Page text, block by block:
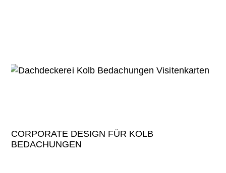
CORPORATE DESIGN FÜR KOLB
BEDACHUNGEN